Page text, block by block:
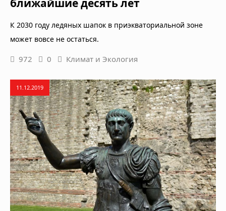
ближайшие десять лет
К 2030 году ледяных шапок в приэкваториальной зоне
может вовсе не остаться.
972 0 Климат и Экология
11.12.2019